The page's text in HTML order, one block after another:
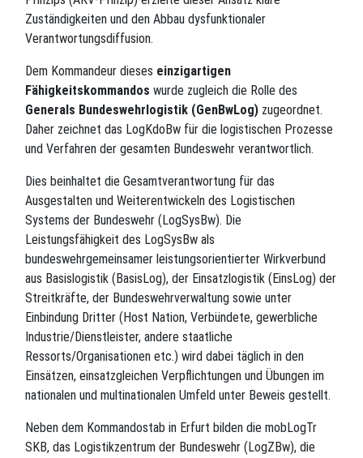
Zuständigkeiten und den Abbau dysfunktionaler
Verantwortungsdiffusion.
Dem Kommandeur dieses einzigartigen
Fähigkeitskommandos wurde zugleich die Rolle des
Generals Bundeswehrlogistik (GenBwLog) zugeordnet.
Daher zeichnet das LogKdoBw für die logistischen Prozesse
und Verfahren der gesamten Bundeswehr verantwortlich.
Dies beinhaltet die Gesamtverantwortung für das
Ausgestalten und Weiterentwickeln des Logistischen
Systems der Bundeswehr (LogSysBw). Die
Leistungsfähigkeit des LogSysBw als
bundeswehrgemeinsamer leistungsorientierter Wirkverbund
aus Basislogistik (BasisLog), der Einsatzlogistik (EinsLog) der
Streitkräfte, der Bundeswehrverwaltung sowie unter
Einbindung Dritter (Host Nation, Verbündete, gewerbliche
Industrie/Dienstleister, andere staatliche
Ressorts/Organisationen etc.) wird dabei täglich in den
Einsätzen, einsatzgleichen Verpflichtungen und Übungen im
nationalen und multinationalen Umfeld unter Beweis gestellt.
Neben dem Kommandostab in Erfurt bilden die mobLogTr
SKB, das Logistikzentrum der Bundeswehr (LogZBw), die